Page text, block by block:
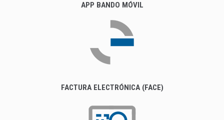
APP BANDO MÓVIL
FACTURA ELECTRÓNICA (FACE)